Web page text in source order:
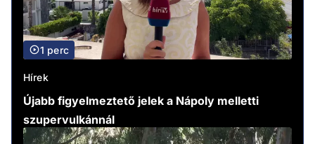
1 perc
Hírek
Újabb figyelmeztető jelek a Nápoly melletti
szupervulkánnál